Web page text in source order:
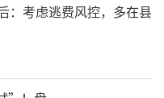
考虑逃费风控，多在县